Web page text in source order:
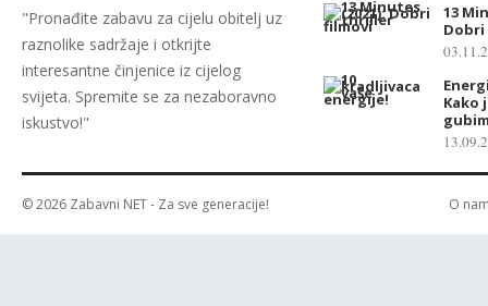
"Pronađite zabavu za cijelu obitelj uz
raznolike sadržaje i otkrijte
interesantne činjenice iz cijelog
svijeta. Spremite se za nezaboravno
iskustvo!"
13
Kako
© 2026 Zabavni NET- Za sve generacije! O